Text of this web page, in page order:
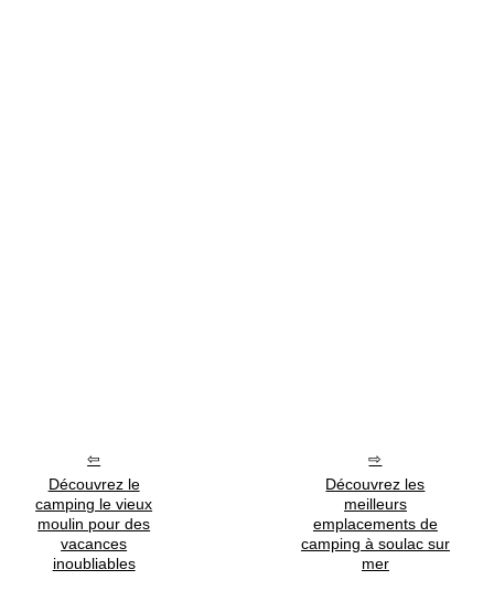
Découvrez le
camping le vieux
moulin pour des
vacances
inoubliables
Découvrez les
meilleurs
emplacements de
camping à soulac sur
mer